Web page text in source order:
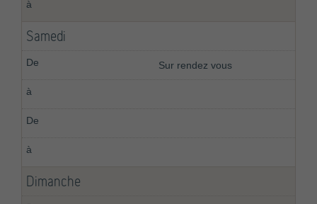
Samedi
Sur rendez vous
Dimanche